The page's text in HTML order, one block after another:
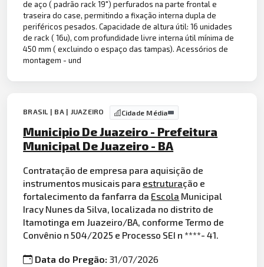
de aço ( padrão rack 19") perfurados na parte frontal e
traseira do case, permitindo a fixação interna dupla de
periféricos pesados. Capacidade de altura útil: 16 unidades
de rack ( 16u), com profundidade livre interna útil mínima de
450 mm ( excluindo o espaço das tampas). Acessórios de
montagem - und
BRASIL | BA | JUAZEIRO Cidade Média
Municipio De Juazeiro - Prefeitura
Municipal De Juazeiro - BA
Contratação de empresa para aquisição de
instrumentos musicais para estruturação e
fortalecimento da fanfarra da Escola Municipal
Iracy Nunes da Silva, localizada no distrito de
Itamotinga em Juazeiro/BA, conforme Termo de
Convênio n 504/2025 e Processo SEI n ****- 41.
Data do Pregão:31/07/2026